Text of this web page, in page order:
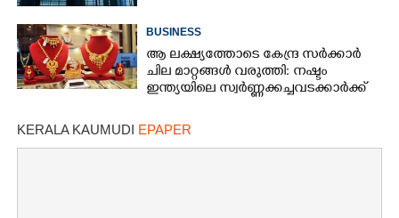
BUSINESS
ആ ലക്ഷ്യത്തോടെ കേന്ദ്ര സർക്കാർ
ചില മാറ്റങ്ങൾ വരുത്തി: നഷ്ടം
ഇന്ത്യയിലെ സ്വർണ്ണക്കച്ചവടക്കാർക്ക്
KERALA KAUMUDI EPAPER